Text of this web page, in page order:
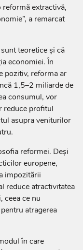
reformă extractivă,
a remarcat
teoretice și că
economiei. În
pozitiv, reforma ar
1,5–2 miliarde de
consumul, vor
reduce profitul
asupra veniturilor
reformei. Deși
europene,
impozitării
reduce atractivitatea
ceea ce nu
atragerea
în care